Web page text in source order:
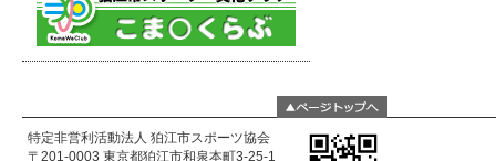
特定非営利活動法人 狛江市スポーツ協会
〒201-0003 東京都狛江市和泉本町3-25-1